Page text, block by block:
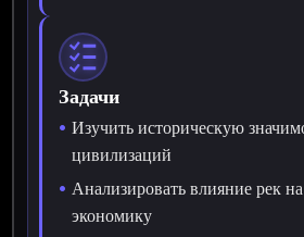
Задачи
Изучить историческую
цивилизаций
Анализировать влияние рек
экономику